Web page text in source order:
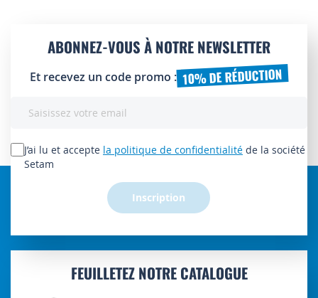
ABONNEZ-VOUS À NOTRE NEWSLETTER
Et recevez un code promo : 10% DE RÉDUCTION
lettre
d’information
J’ai lu et accepte la politique de confidentialité de la société
Setam
Inscription
FEUILLETEZ NOTRE CATALOGUE